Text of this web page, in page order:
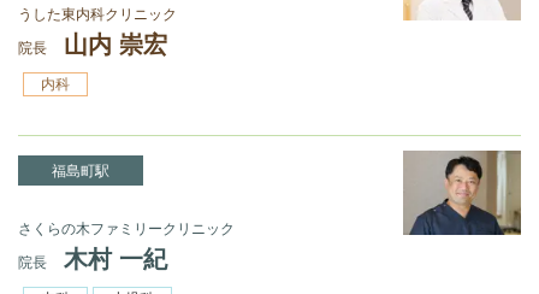
うした東内科クリニック
院長
山内 崇宏
内科
福島町駅
さくらの木ファミリークリニック
院長
木村 一紀